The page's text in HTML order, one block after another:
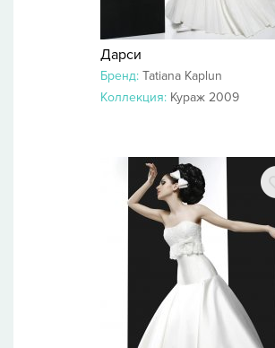
Дарси
Бренд: Tatiana Kaplun
Коллекция: Кураж 2009